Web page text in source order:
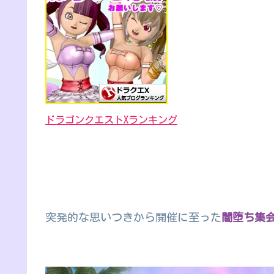
ドラゴンクエストXランキング
突発的な思いつきから開催に至った 闇堕ち集